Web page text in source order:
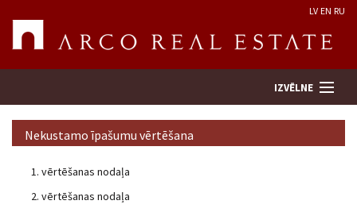
LV EN RU
IZVĒLNE
Novērtēt īpašumu
Nekustamo īpašumu vērtēšana
1. vērtēšanas nodaļa
2. vērtēšanas nodaļa